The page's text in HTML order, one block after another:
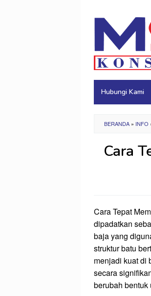
Hubungi Kami
BERANDA » INFO
Cara
Cara Tepat
dipadatkan
baja yang
struktur batu
menjadi kuat di
secara
berubah